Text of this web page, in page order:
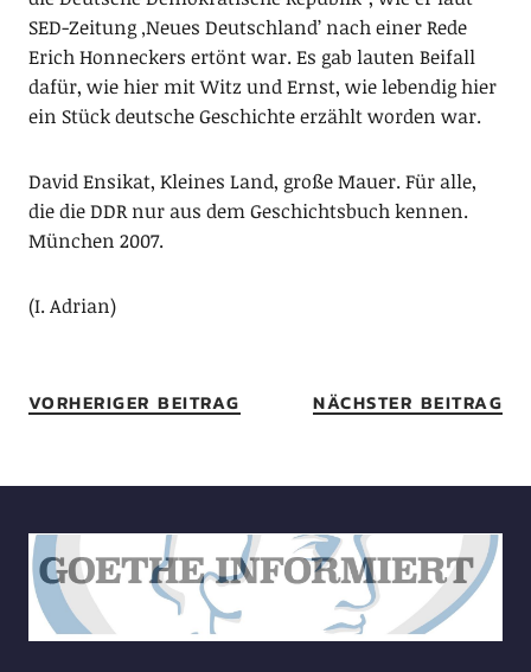
SED-Zeitung ‚Neues Deutschland’ nach einer Rede
Erich Honneckers ertönt war. Es gab lauten Beifall
dafür, wie hier mit Witz und Ernst, wie lebendig hier
ein Stück deutsche Geschichte erzählt worden war.
David Ensikat, Kleines Land, große Mauer. Für alle,
die die DDR nur aus dem Geschichtsbuch kennen.
München 2007.
(I. Adrian)
VORHERIGER BEITRAG NÄCHSTER BEITRAG